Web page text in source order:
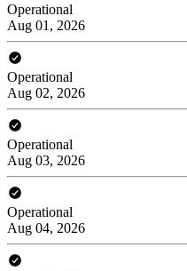
Operational
Aug 01, 2026
Operational
Aug 02, 2026
Operational
Aug 03, 2026
Operational
Aug 04, 2026